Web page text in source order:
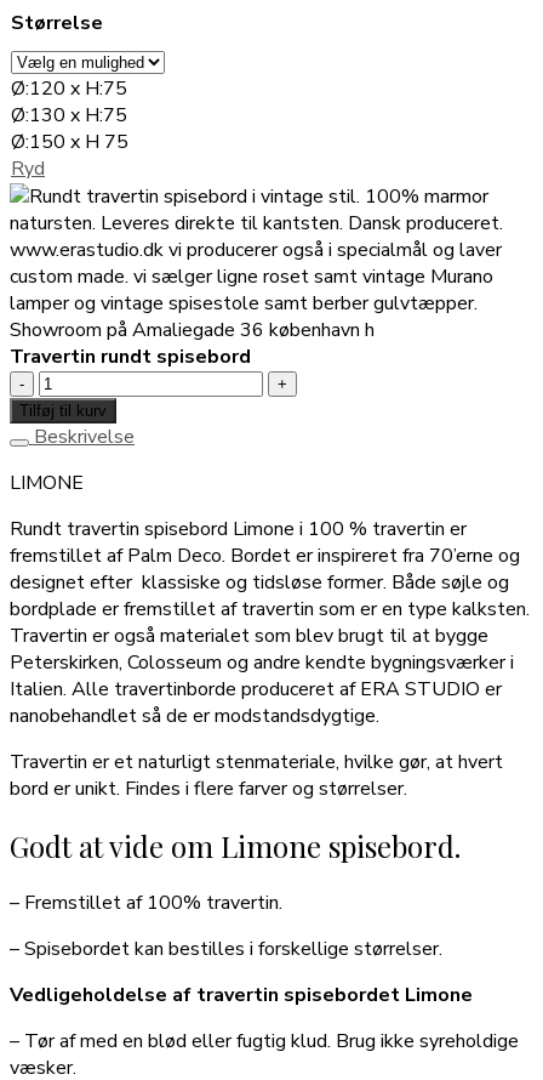
Størrelse
Ø:120 x H:75
Ø:130 x H:75
Ø:150 x H 75
Ryd
Travertin rundt spisebord
Travertin
rundt
spisebord
Tilføj til kurv
Beskrivelse
LIMONE
Rundt travertin spisebord Limone i 100 % travertin er
fremstillet af Palm Deco. Bordet er inspireret fra 70’erne og
designet efter klassiske og tidsløse former. Både søjle og
bordplade er fremstillet af travertin som er en type kalksten.
Travertin er også materialet som blev brugt til at bygge
Peterskirken, Colosseum og andre kendte bygningsværker i
Italien. Alle travertinborde produceret af ERA STUDIO er
nanobehandlet så de er modstandsdygtige.
Travertin er et naturligt stenmateriale, hvilke gør, at hvert
bord er unikt. Findes i flere farver og størrelser.
Godt at vide om Limone spisebord.
– Fremstillet af 100% travertin.
– Spisebordet kan bestilles i forskellige størrelser.
Vedligeholdelse af travertin spisebordet Limone
– Tør af med en blød eller fugtig klud. Brug ikke syreholdige
væsker.